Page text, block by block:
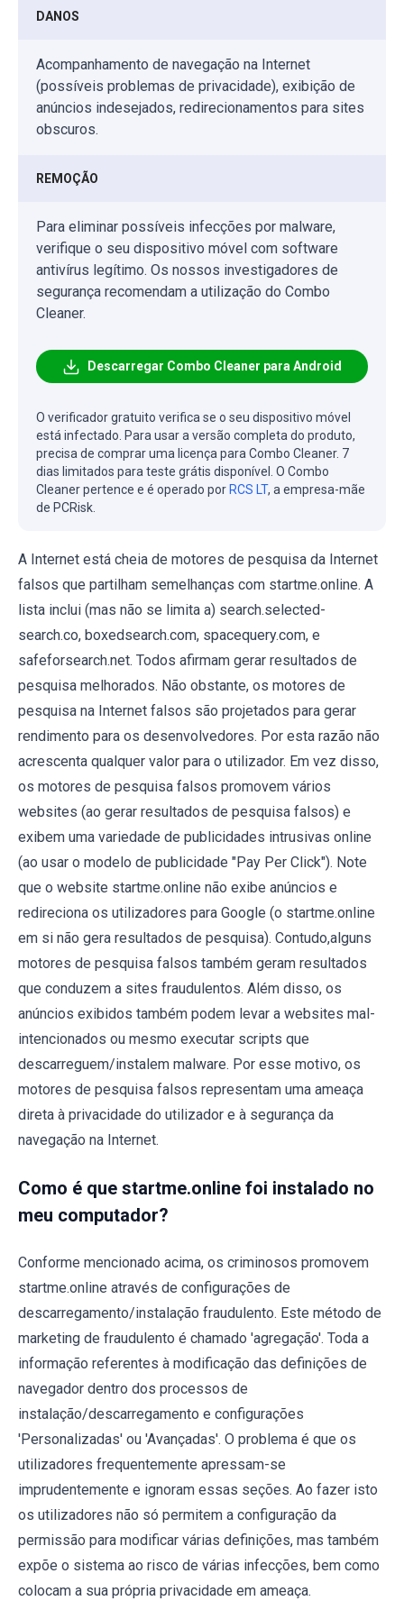
DANOS
Acompanhamento de navegação na Internet
(possíveis problemas de privacidade), exibição de
anúncios indesejados, redirecionamentos para sites
obscuros.
REMOÇÃO
Para eliminar possíveis infecções por malware,
verifique o seu dispositivo móvel com software
antivírus legítimo. Os nossos investigadores de
segurança recomendam a utilização do Combo
Cleaner.
Descarregar Combo Cleaner para Android
O verificador gratuito verifica se o seu dispositivo móvel
está infectado. Para usar a versão completa do produto,
precisa de comprar uma licença para Combo Cleaner. 7
dias limitados para teste grátis disponível. O Combo
Cleaner pertence e é operado por RCS LT, a empresa-mãe
de PCRisk.
A Internet está cheia de motores de pesquisa da Internet
falsos que partilham semelhanças com startme.online. A
lista inclui (mas não se limita a) search.selected-
search.co, boxedsearch.com, spacequery.com, e
safeforsearch.net. Todos afirmam gerar resultados de
pesquisa melhorados. Não obstante, os motores de
pesquisa na Internet falsos são projetados para gerar
rendimento para os desenvolvedores. Por esta razão não
acrescenta qualquer valor para o utilizador. Em vez disso,
os motores de pesquisa falsos promovem vários
websites (ao gerar resultados de pesquisa falsos) e
exibem uma variedade de publicidades intrusivas online
(ao usar o modelo de publicidade "Pay Per Click"). Note
que o website startme.online não exibe anúncios e
redireciona os utilizadores para Google (o startme.online
em si não gera resultados de pesquisa). Contudo,alguns
motores de pesquisa falsos também geram resultados
que conduzem a sites fraudulentos. Além disso, os
anúncios exibidos também podem levar a websites mal-
intencionados ou mesmo executar scripts que
descarreguem/instalem malware. Por esse motivo, os
motores de pesquisa falsos representam uma ameaça
direta à privacidade do utilizador e à segurança da
navegação na Internet.
Como é que startme.online foi instalado no
meu computador?
Conforme mencionado acima, os criminosos promovem
startme.online através de configurações de
descarregamento/instalação fraudulento. Este método de
marketing de fraudulento é chamado 'agregação'. Toda a
informação referentes à modificação das definições de
navegador dentro dos processos de
instalação/descarregamento e configurações
'Personalizadas' ou 'Avançadas'. O problema é que os
utilizadores frequentemente apressam-se
imprudentemente e ignoram essas seções. Ao fazer isto
os utilizadores não só permitem a configuração da
permissão para modificar várias definições, mas também
expõe o sistema ao risco de várias infecções, bem como
colocam a sua própria privacidade em ameaça.